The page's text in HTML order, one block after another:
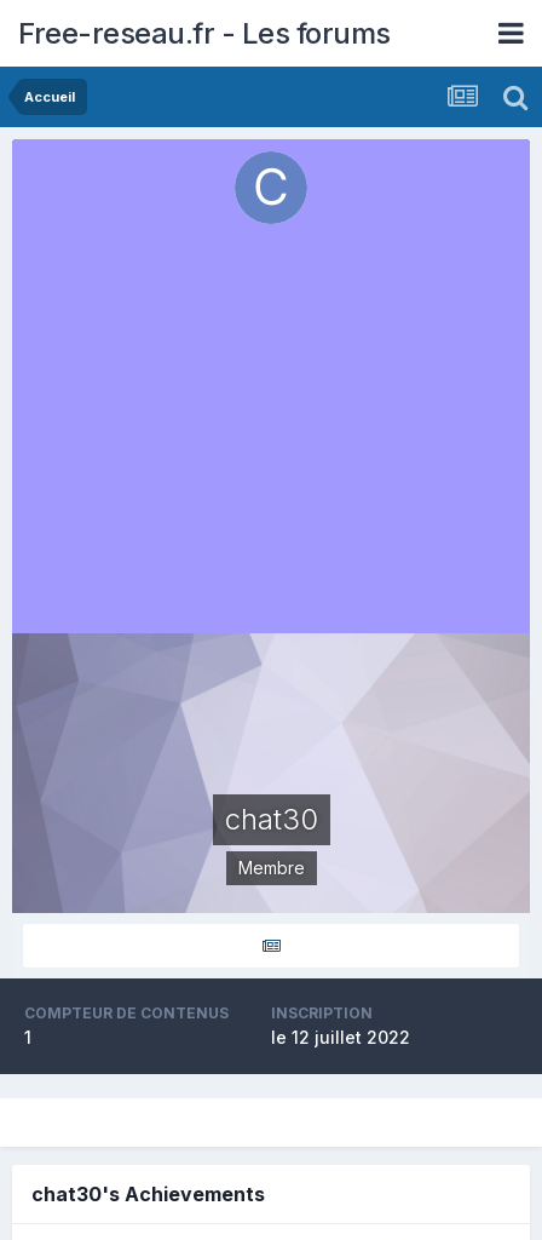
Free-reseau.fr - Les forums
Accueil
chat30
Membre
COMPTEUR DE CONTENUS
1
INSCRIPTION
le 12 juillet 2022
chat30's Achievements